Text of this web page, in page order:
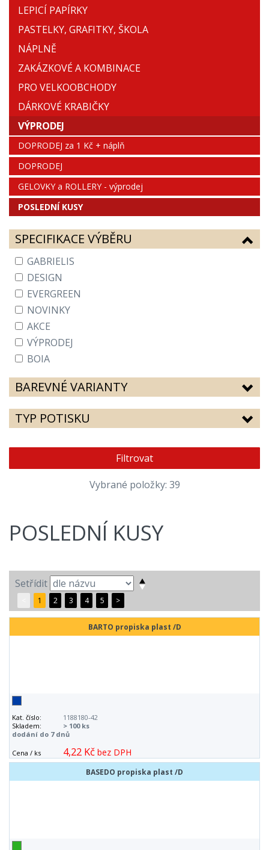
LEPICÍ PAPÍRKY
PASTELKY, GRAFITKY, ŠKOLA
NÁPLNĚ
ZAKÁZKOVÉ A KOMBINACE
PRO VELKOOBCHODY
DÁRKOVÉ KRABIČKY
VÝPRODEJ
DOPRODEJ za 1 Kč + náplň
DOPRODEJ
GELOVKY a ROLLERY - výprodej
POSLEDNÍ KUSY
SPECIFIKACE VÝBĚRU
GABRIELIS
DESIGN
EVERGREEN
NOVINKY
AKCE
VÝPRODEJ
BOIA
BAREVNÉ VARIANTY
TYP POTISKU
Filtrovat
Vybrané položky: 39
POSLEDNÍ KUSY
Setřídit
1 2 3 4 5 >
BARTO propiska plast /D
Kat. číslo:
1188180-42
Skladem:
> 100 ks
dodání do 7 dnů
Cena / ks 4,22 Kč bez DPH
BASEDO propiska plast /D